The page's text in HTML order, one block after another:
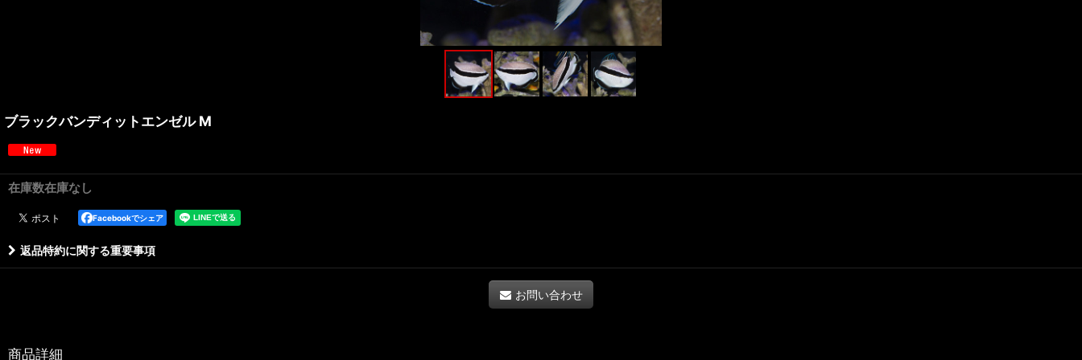
ブラックバンディットエンゼル M
在庫数在庫なし
Facebookでシェア
返品特約に関する重要事項
お問い合わせ
商品詳細